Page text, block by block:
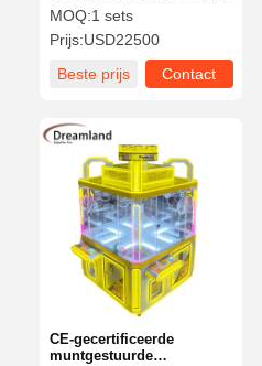
Over Ons
Rondlopen Virtual Reality
Spel voor Binnenpark
Winkelcentrum
MOQ:1 sets
Prijs:USD22500
Beste prijs
Contact
CE-gecertificeerde
muntgestuurde